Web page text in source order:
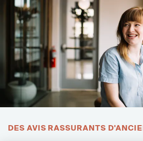
DES AVIS RASSURANTS